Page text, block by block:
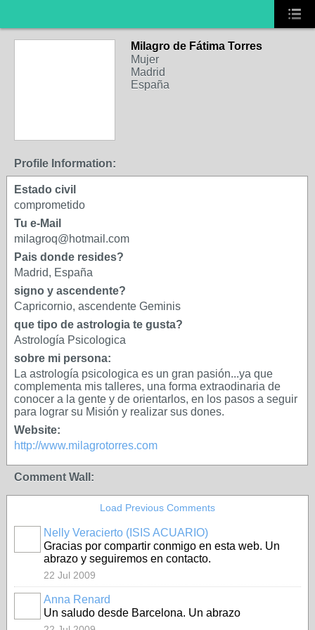
Milagro de Fátima Torres
Mujer
Madrid
España
Profile Information:
Estado civil
comprometido
Tu e-Mail
milagroq@hotmail.com
Pais donde resides?
Madrid, España
signo y ascendente?
Capricornio, ascendente Geminis
que tipo de astrologia te gusta?
Astrología Psicologica
sobre mi persona:
La astrología psicologica es un gran pasión...ya que
complementa mis talleres, una forma extraodinaria de
conocer a la gente y de orientarlos, en los pasos a seguir
para lograr su Misión y realizar sus dones.
Website:
http://www.milagrotorres.com
Comment Wall:
Load Previous Comments
Nelly Veracierto (ISIS ACUARIO)
Gracias por compartir conmigo en esta web. Un
abrazo y seguiremos en contacto.
22 Jul 2009
Anna Renard
Un saludo desde Barcelona. Un abrazo